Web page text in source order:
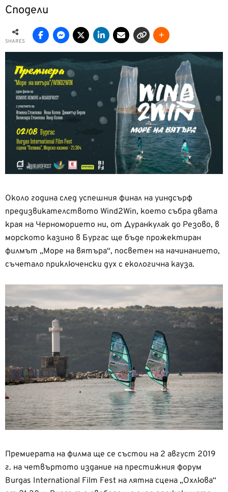
Сподели
SHARES
Около година след успешния финал на уиндсърф
предизвикателството Wind2Win, което събра двата
края на Черноморието ни, от Дуранкулак до Резово, в
морското казино в Бургас ще бъде прожектиран
филмът „Море на вятъра“, посветен на начинанието,
съчетало приключенски дух с екологична кауза.
Премиерата на филма ще се състои на 2 август 2019
г. на четвъртото издание на престижния форум
Burgas International Film Fest на лятна сцена „Охлюва“